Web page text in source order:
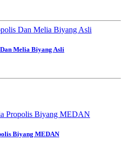
Melia Biyang Asli
Biyang MEDAN